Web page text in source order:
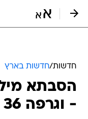
חדשות/חדשות בארץ
הסבתא
- וגרפה 36 מיליון שקל